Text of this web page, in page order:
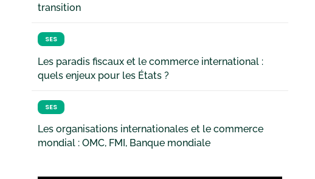
transition
SES
Les paradis fiscaux et le commerce international :
quels enjeux pour les États ?
SES
Les organisations internationales et le commerce
mondial : OMC, FMI, Banque mondiale